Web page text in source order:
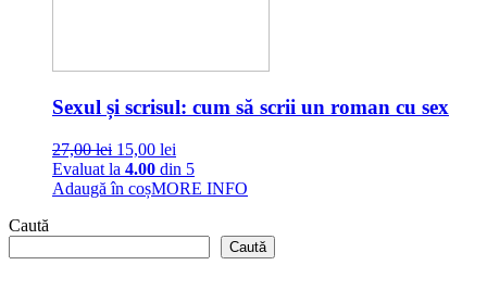
Sexul și scrisul: cum să scrii un roman cu sex
27,00lei Original
price
was:
15,00 lei
price
is:
Evaluat la 4.00 din 5
Adaugă în coșMORE INFO
Caută
Caută